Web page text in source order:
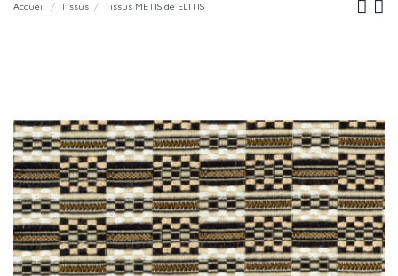
Accueil Tissus Tissus METIS de ELITIS